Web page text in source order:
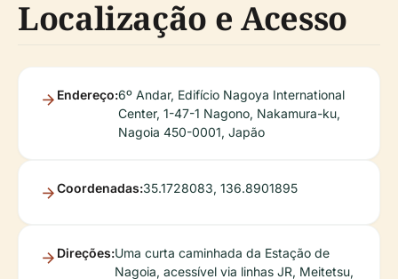
Localização e Acesso
Endereço:6º Andar, Edifício Nagoya International
Center, 1-47-1 Nagono, Nakamura-ku,
Nagoia 450-0001, Japão
Coordenadas:35.1728083, 136.8901895
Direções:Uma curta caminhada da Estação de
Nagoia, acessível via linhas JR, Meitetsu,